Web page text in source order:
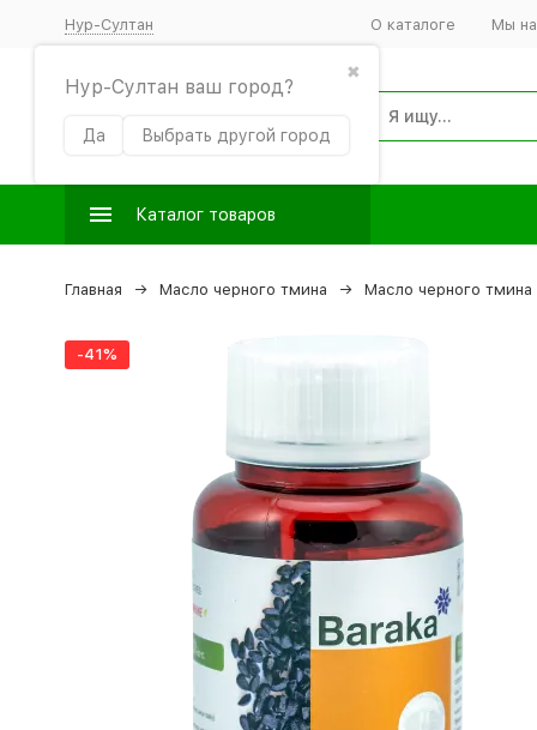
Нур-Султан
✖
Нур-Султан ваш город?
Да Выбрать другой город
О каталоге Мы
Каталог товаров
Главная Масло черного тмина Масло черного тмина
-41%